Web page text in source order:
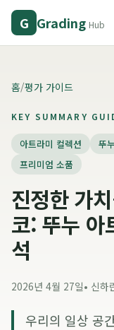
G Grading Hub
홈/평가 가이드
KEY SUMMARY
아트라미 컬렉션 뚜
프리미엄 소품
진정한 가
코: 뚜누 아
석
2026년 4월 27일• 신하
우리의 일상 공